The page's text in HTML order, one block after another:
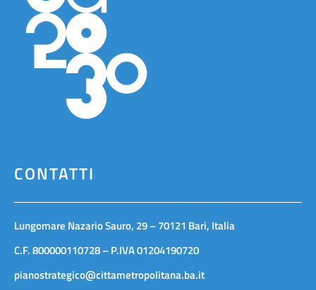
CONTATTI
Lungomare Nazario Sauro, 29 – 70121 Bari, Italia
C.F. 800000110728 – P.IVA 01204190720
pianostrategico@cittametropolitana.ba.it